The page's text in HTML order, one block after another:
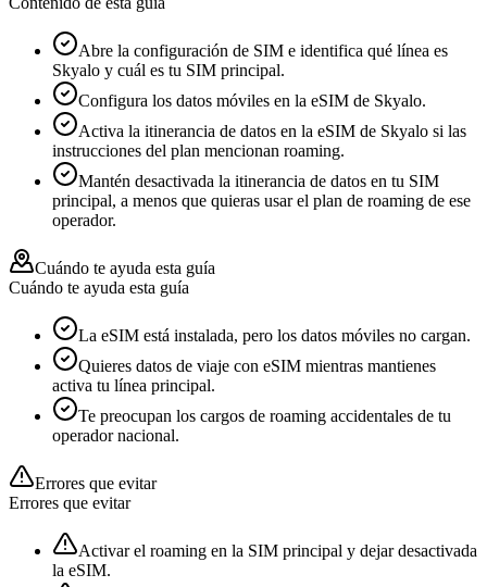
Abre la configuración de SIM e identifica qué línea es
Skyalo y cuál es tu SIM principal.
Configura los datos móviles en la eSIM de Skyalo.
Activa la itinerancia de datos en la eSIM de Skyalo si las
instrucciones del plan mencionan roaming.
Mantén desactivada la itinerancia de datos en tu SIM
principal, a menos que quieras usar el plan de roaming de ese
operador.
Cuándo te ayuda esta guía
Cuándo te ayuda esta guía
La eSIM está instalada, pero los datos móviles no cargan.
Quieres datos de viaje con eSIM mientras mantienes
activa tu línea principal.
Te preocupan los cargos de roaming accidentales de tu
operador nacional.
Errores que evitar
Errores que evitar
Activar el roaming en la SIM principal y dejar desactivada
la eSIM.